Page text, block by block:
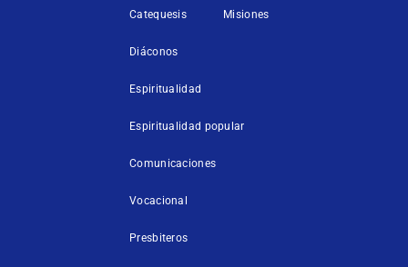
Catequesis Misiones
Diáconos
Espiritualidad
Espiritualidad popular
Comunicaciones
Vocacional
Presbiteros